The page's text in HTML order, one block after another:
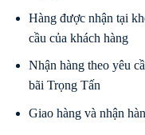
Hàng được nhận tại
cầu của khách hàng
Nhận hàng theo yêu
bãi Trọng Tấn
Giao hàng và nhận